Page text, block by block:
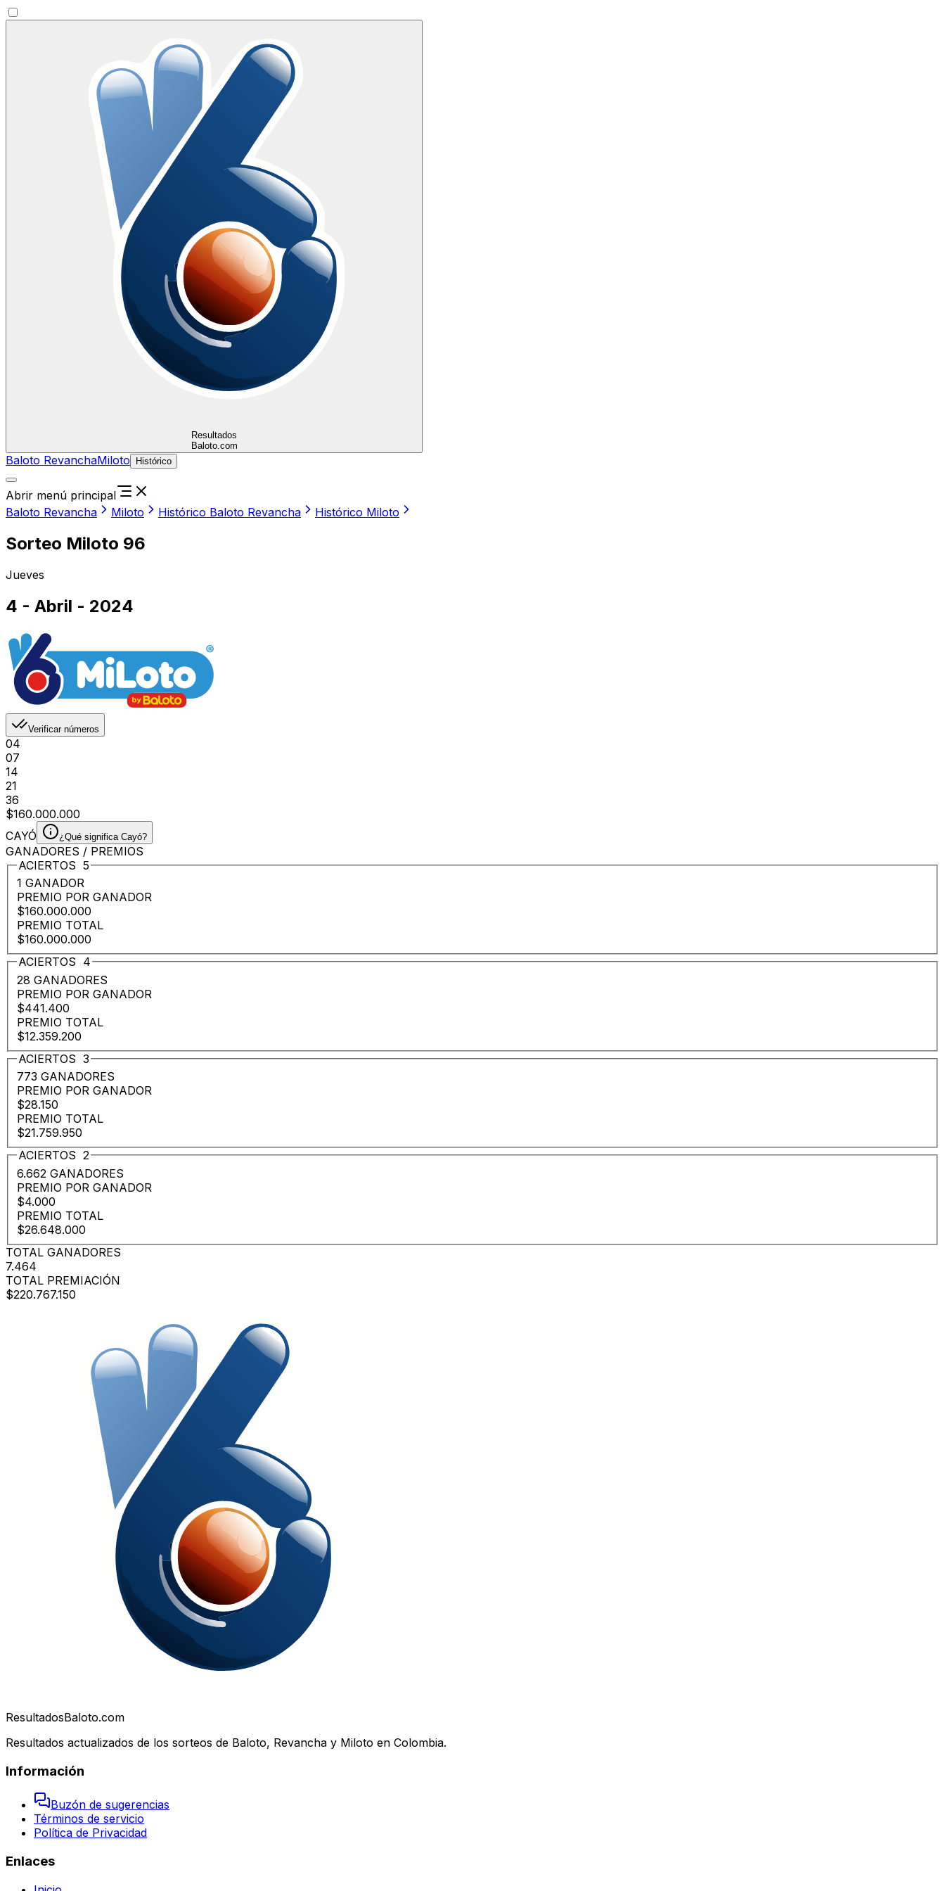
Resultados
Baloto.com
Baloto RevanchaMiloto Histórico
Abrir menú principal
Baloto Revancha
Miloto Histórico Baloto Revancha Histórico Miloto
Sorteo Miloto 96
Jueves
4 - Abril - 2024
Verificar números
04
07
14
21
36
$160.000.000
CAYÓ
¿Qué significa Cayó?
GANADORES / PREMIOS
ACIERTOS 5
1 GANADOR
PREMIO POR GANADOR
$160.000.000
PREMIO TOTAL
$160.000.000
ACIERTOS 4
28 GANADORES
PREMIO POR GANADOR
$441.400
PREMIO TOTAL
$12.359.200
ACIERTOS 3
773 GANADORES
PREMIO POR GANADOR
$28.150
PREMIO TOTAL
$21.759.950
ACIERTOS 2
6.662 GANADORES
PREMIO POR GANADOR
$4.000
PREMIO TOTAL
$26.648.000
TOTAL GANADORES
7.464
TOTAL PREMIACIÓN
$220.767.150
ResultadosBaloto.com
Resultados actualizados de los sorteos de Baloto, Revancha y Miloto en Colombia.
Información
Buzón de sugerencias
Términos de servicio
Política de Privacidad
Enlaces